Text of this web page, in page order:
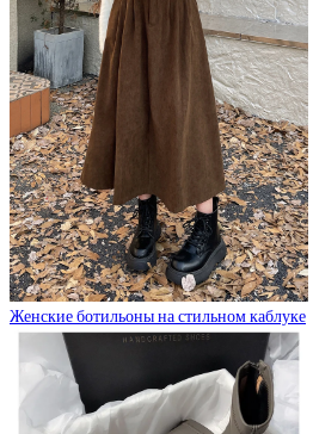
Женские ботильоны на стильном каблуке